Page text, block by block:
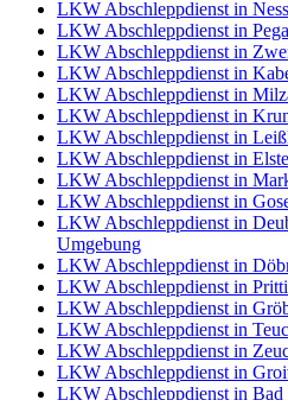
LKW Abschleppdienst in
LKW Abschleppdienst in
LKW Abschleppdienst in
LKW Abschleppdienst in
LKW Abschleppdienst in
LKW Abschleppdienst in
LKW Abschleppdienst in
LKW Abschleppdienst in
LKW Abschleppdienst in
LKW Abschleppdienst in
LKW Abschleppdienst in
Umgebung
LKW Abschleppdienst in
LKW Abschleppdienst in
LKW Abschleppdienst in
LKW Abschleppdienst in
LKW Abschleppdienst in
LKW Abschleppdienst in
LKW Abschleppdienst in Bad